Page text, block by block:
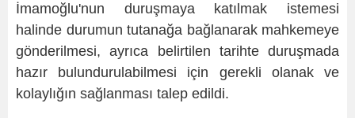
İmamoğlu'nun duruşmaya katılmak istemesi
halinde durumun tutanağa bağlanarak mahkemeye
gönderilmesi, ayrıca belirtilen tarihte duruşmada
hazır bulundurulabilmesi için gerekli olanak ve
kolaylığın sağlanması talep edildi.